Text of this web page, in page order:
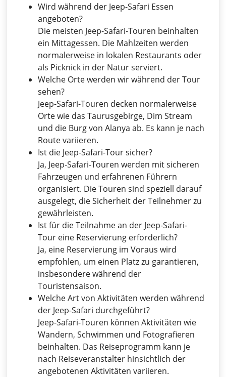
Wird während der Jeep-Safari Essen
angeboten?
Die meisten Jeep-Safari-Touren beinhalten
ein Mittagessen. Die Mahlzeiten werden
normalerweise in lokalen Restaurants oder
als Picknick in der Natur serviert.
Welche Orte werden wir während der Tour
sehen?
Jeep-Safari-Touren decken normalerweise
Orte wie das Taurusgebirge, Dim Stream
und die Burg von Alanya ab. Es kann je nach
Route variieren.
Ist die Jeep-Safari-Tour sicher?
Ja, Jeep-Safari-Touren werden mit sicheren
Fahrzeugen und erfahrenen Führern
organisiert. Die Touren sind speziell darauf
ausgelegt, die Sicherheit der Teilnehmer zu
gewährleisten.
Ist für die Teilnahme an der Jeep-Safari-
Tour eine Reservierung erforderlich?
Ja, eine Reservierung im Voraus wird
empfohlen, um einen Platz zu garantieren,
insbesondere während der
Touristensaison.
Welche Art von Aktivitäten werden während
der Jeep-Safari durchgeführt?
Jeep-Safari-Touren können Aktivitäten wie
Wandern, Schwimmen und Fotografieren
beinhalten. Das Reiseprogramm kann je
nach Reiseveranstalter hinsichtlich der
angebotenen Aktivitäten variieren.